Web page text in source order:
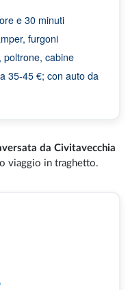
e 30 minuti
furgoni
poltrone, cabine
35-45 €; con auto da
da Civitavecchia
viaggio in traghetto.